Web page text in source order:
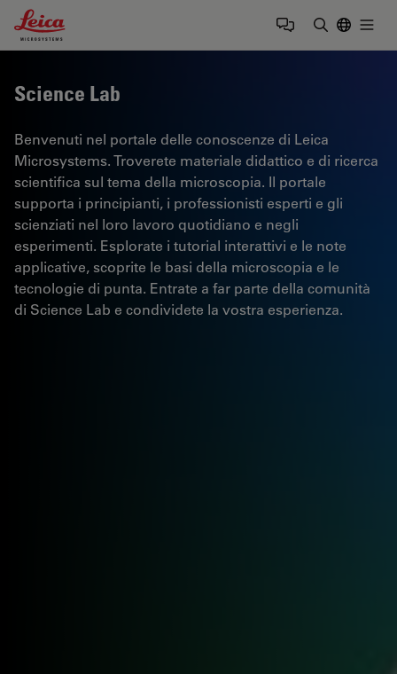
Leica Microsystems Logo
Science Lab
Benvenuti nel portale delle conoscenze di Leica
Microsystems. Troverete materiale didattico e di ricerca
scientifica sul tema della microscopia. Il portale
supporta i principianti, i professionisti esperti e gli
scienziati nel loro lavoro quotidiano e negli
esperimenti. Esplorate i tutorial interattivi e le note
applicative, scoprite le basi della microscopia e le
tecnologie di punta. Entrate a far parte della comunità
di Science Lab e condividete la vostra esperienza.